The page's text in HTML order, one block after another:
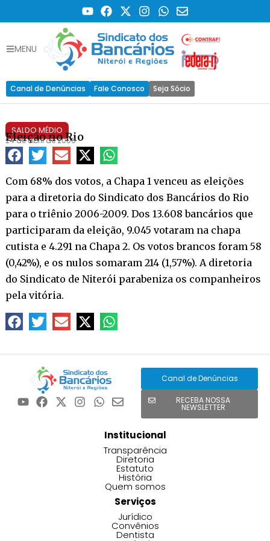
MENU
Canal de Denúncias Fale Conosco Seja Sócio
SALDO MÉDIO
Eleição no Rio
24 de abril de 2006
Com 68% dos votos, a Chapa 1 venceu as eleições
para a diretoria do Sindicato dos Bancários do Rio
para o triênio 2006-2009. Dos 13.608 bancários que
participaram da eleição, 9.045 votaram na chapa
cutista e 4.291 na Chapa 2. Os votos brancos foram 58
(0,42%), e os nulos somaram 214 (1,57%). A diretoria
do Sindicato de Niterói parabeniza os companheiros
pela vitória.
Canal de Denúncias
RECEBA NOSSA
NEWSLETTER
Institucional
Transparência
Diretoria
Estatuto
História
Quem somos
Serviços
Jurídico
Convênios
Dentista